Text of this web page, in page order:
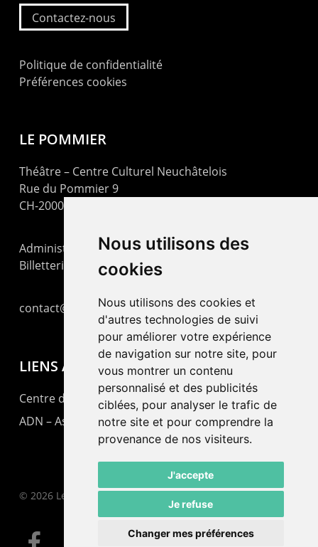
Nous utilisons des
cookies
Nous utilisons des cookies et
d'autres technologies de suivi
pour améliorer votre expérience
de navigation sur notre site, pour
vous montrer un contenu
personnalisé et des publicités
ciblées, pour analyser le trafic de
notre site et pour comprendre la
provenance de nos visiteurs.
J'accepte
Je refuse
Changer mes préférences
Contactez-nous
Politique de confidentialité
Préférences cookies
LE POMMIER
Théâtre – Centre Culturel Neuchâtelois
Rue du Pommier 9
CH-2000 Neuchâtel
Administration : +41 32 725 03 03
Billetterie : +41 32 725 05 05
contact@lepommier.ch
LIENS AMIS
Centre de culture ABC
ADN – Association Danse Neuchâtel
© 2026 Le Pommier.
facebook email